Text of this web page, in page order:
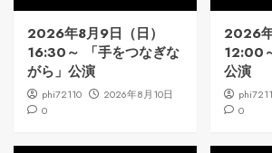
2026年8月9日（日）
16:30～ 「手をつなぎな
がら」公演
phi72110
2026年8月10日
0
2026年
12:00
公演
0